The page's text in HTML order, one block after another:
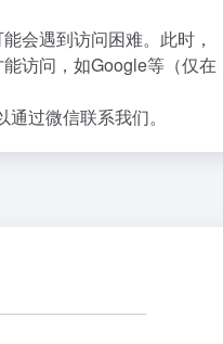
会遇到访问困难。此时，
访问，如Google等（仅在
过微信联系我们。